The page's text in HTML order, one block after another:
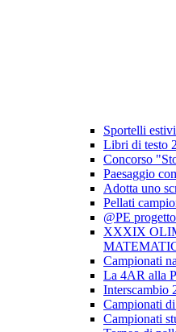
Sportelli
Libri di testo
Concorso
Paesaggio
Adotta uno
Pellati
@PE
XXXIX
Campionati
La 4AR alla
Interscambio
Campionati
Campionati